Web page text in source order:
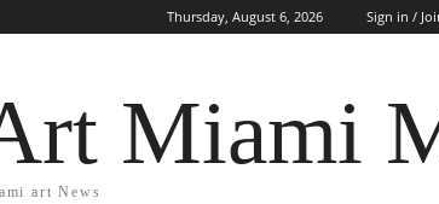
Thursday, August 6, 2026 Sign in /
Miami
art News